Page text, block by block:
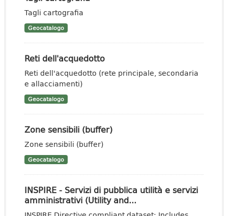
Tagli cartografia
Geocatalogo
Reti dell'acquedotto
Reti dell'acquedotto (rete principale, secondaria
e allacciamenti)
Geocatalogo
Zone sensibili (buffer)
Zone sensibili (buffer)
Geocatalogo
INSPIRE - Servizi di pubblica utilità e servizi
amministrativi (Utility and...